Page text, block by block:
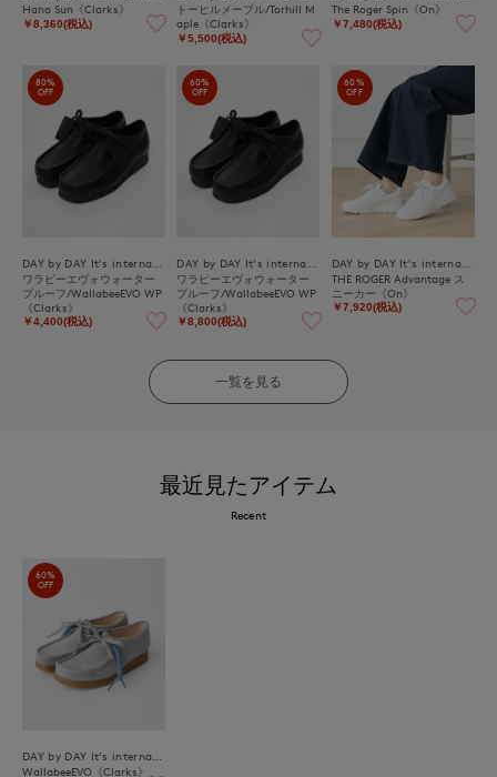
Hana Sun《Clarks》
￥8,360(税込)
トーヒルメープル/Torhill M
aple《Clarks》
￥5,500(税込)
The Roger Spin《On》
￥7,480(税込)
80%
OFF
ワラビーエヴォウォーター
プルーフ/WallabeeEVO WP
《Clarks》
￥4,400(税込)
60%
OFF
ワラビーエヴォウォーター
プルーフ/WallabeeEVO WP
《Clarks》
￥8,800(税込)
60%
OFF
THE ROGER Advantage ス
ニーカー《On》
￥7,920(税込)
一覧を見る
最近見たアイテム
Recent
60%
OFF
WallabeeEVO《Clarks》